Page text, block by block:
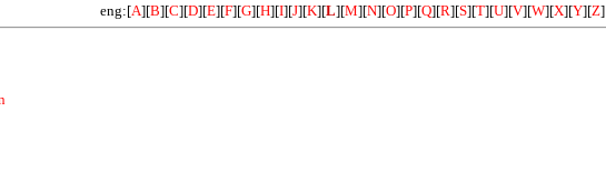
eng:[A][B][C][D][E][F][G][H][I][J][K][L][M][N][O][P][Q][R][S][T][U][V][W][X][Y][Z]